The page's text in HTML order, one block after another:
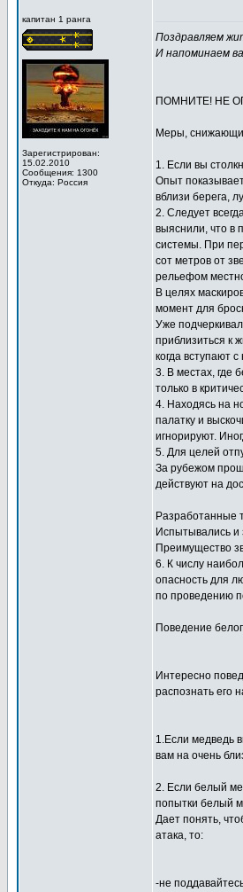
капитан 1 ранга
Зарегистрирован:
15.02.2010
Сообщения: 1300
Откуда: Россия
Поздравляем
И напоминаем
ПОМНИТЕ! НЕ
Меры,
1. Если вы
Опыт
вблизи берега,
2. Следует
выяснили, что в
системы. При
сот метров от
рельефом
В целях
момент для
Уже
приблизиться к
когда вступают с
3. В местах, где
только в
4. Находясь на
палатку и
игнорируют.
5. Для целей
За рубежом
действуют на
Разработанные
Испытывались и
Преимущество
6. К числу
опасность для
по проведению
Поведение
Интересно
распознать его
1.Если медведь
вам на очень
2. Если белый
попытки белый
Дает понять,
атака, то:
-не